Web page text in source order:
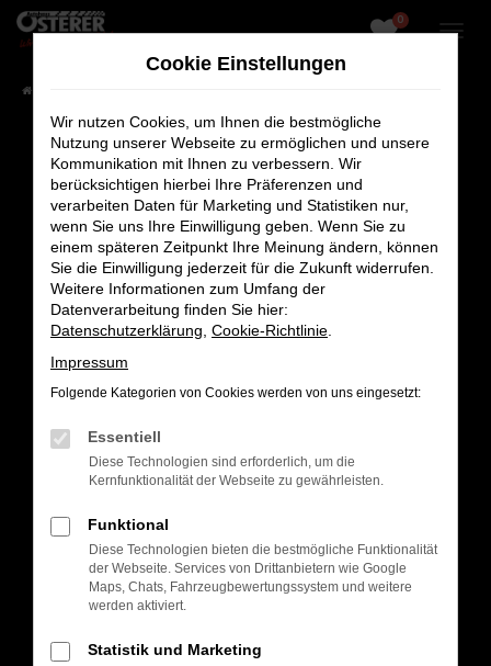
Zum
0
Fehler: Network Error
Beim Laden ist ein Fehler aufgetreten.
Hier sind ein paar Tipps, die dir helfen können:
Überprüfe deine Firewall und deine
Internetverbindung.
Laden andere Webseiten, zum Beispiel deine
Suchmaschine?
Manche Erweiterungen, wie Werbeblocker,
können das Laden bestimmter Seiten
verhindern. Funktioniert die Seite in einem
anderen Browser oder in einem privaten
Fenster?
Starte dein Gerät neu.
Das kann manchmal helfen, vorübergehende
Stelle sicher, dass dein Browser und dein
Cookie Einstellungen
Wir nutzen Cookies, um Ihnen die bestmögliche
Nutzung unserer Webseite zu ermöglichen und unsere
Kommunikation mit Ihnen zu verbessern. Wir
berücksichtigen hierbei Ihre Präferenzen und
verarbeiten Daten für Marketing und Statistiken nur,
wenn Sie uns Ihre Einwilligung geben. Wenn Sie zu
einem späteren Zeitpunkt Ihre Meinung ändern, können
Sie die Einwilligung jederzeit für die Zukunft widerrufen.
Weitere Informationen zum Umfang der
Datenverarbeitung finden Sie hier:
Datenschutzerklärung Cookie-Richtlinie
Impressum
Folgende Kategorien von Cookies werden von uns eingesetzt:
Essentiell
Diese Technologien sind erforderlich, um die
Kernfunktionalität der Webseite zu gewährleisten.
Funktional
Diese Technologien bieten die bestmögliche Funktionalität
der Webseite. Services von Drittanbietern wie Google
Maps, Chats, Fahrzeugbewertungssystem und weitere
werden aktiviert.
Statistik und Marketing